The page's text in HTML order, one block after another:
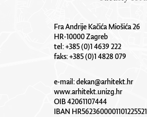
Fra Andrije Kačića Miošića 26
HR-10000 Zagreb
tel: +385 (0)1 4639 222
faks: +385 (0)1 4828 079
e-mail:dekan@arhitekt.hr
www.arhitekt.unizg.hr
OIB 42061107444
IBAN HR5623600001101225521